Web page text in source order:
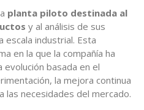
planta piloto destinada al
y al análisis de sus
escala industrial. Esta
en la que la compañía ha
basada en el
la mejora continua
las necesidades del mercado.